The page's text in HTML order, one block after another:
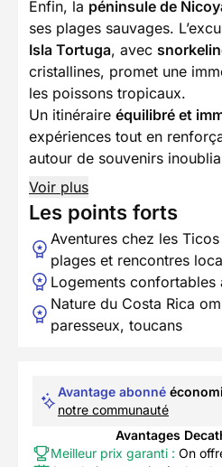
Enfin, la péninsule de
ses plages sauvages.
Isla Tortuga, avec
cristallines, promet une
les poissons tropicaux.
Un itinéraire équilibré et
expériences tout en
autour de souvenirs
Voir plus
Les points forts
Aventures chez les
plages et rencontres
Logements confortables
Nature du Costa Rica
paresseux, toucans
Avantage abonné
notre communauté
Avantages
Meilleur prix garanti : On